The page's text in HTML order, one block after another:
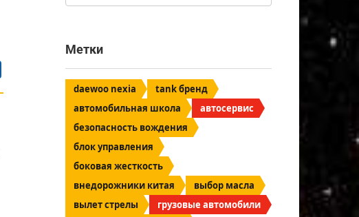
Метки
daewoo nexia
tank бренд
автомобильная школа
автосервис
безопасность вождения
блок управления
боковая жесткость
внедорожники китая
выбор масла
вылет стрелы
грузовые автомобили